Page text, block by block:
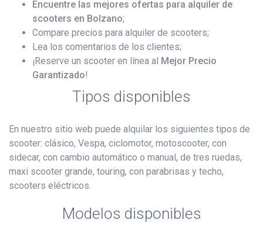
Encuentre las mejores ofertas para alquiler de
scooters en Bolzano;
Compare precios para alquiler de scooters;
Lea los comentarios de los clientes;
¡Reserve un scooter en línea al Mejor Precio
Garantizado!
Tipos disponibles
En nuestro sitio web puede alquilar los siguientes tipos de
scooter: clásico, Vespa, ciclomotor, motoscooter, con
sidecar, con cambio automático o manual, de tres ruedas,
maxi scooter grande, touring, con parabrisas y techo,
scooters eléctricos.
Modelos disponibles